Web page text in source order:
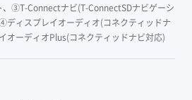
、③T-Connectナビ(T-ConnectSDナビゲーシ
ディスプレイオーディオ(コネクティッドナ
オーディオPlus(コネクティッドナビ対応)